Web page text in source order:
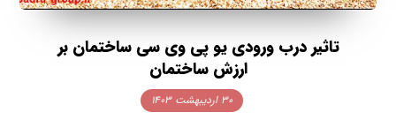
تاثیر درب ورودی یو پی وی سی ساختمان بر
ارزش ساختمان
۳۰ اردیبهشت ۱۴۰۳